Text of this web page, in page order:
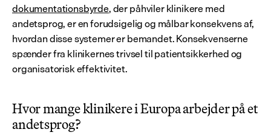
dokumentationsbyrde, der påhviler klinikere med
andetsprog, er en forudsigelig og målbar konsekvens af,
hvordan disse systemer er bemandet. Konsekvenserne
spænder fra klinikernes trivsel til patientsikkerhed og
organisatorisk effektivitet.
Hvor mange klinikere i Europa arbejder på et
andetsprog?